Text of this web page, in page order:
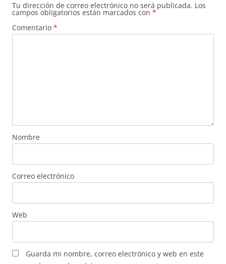
Tu dirección de correo electrónico no será publicada. Los
campos obligatorios están marcados con *
Comentario *
Nombre
Correo electrónico
Web
Guarda mi nombre, correo electrónico y web en este